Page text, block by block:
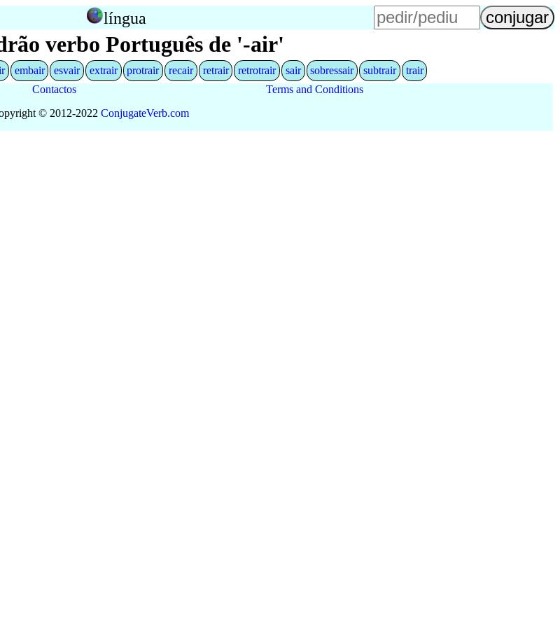
língua
verbo Português de '-air'
embair esvair extrair protrair recair retrair retrotrair sair sobressair subtrair
trair
Contactos
Terms and Conditions
© 2012-2022 ConjugateVerb.com